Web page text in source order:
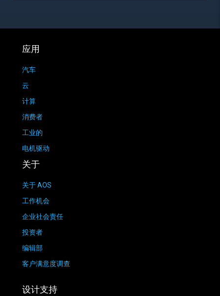
应用
汽车
云
计算
消费者
工业的
电机驱动
关于
关于 AOS
工作机会
企业社会责任
投资者
编辑部
客户满意度调查
设计支持